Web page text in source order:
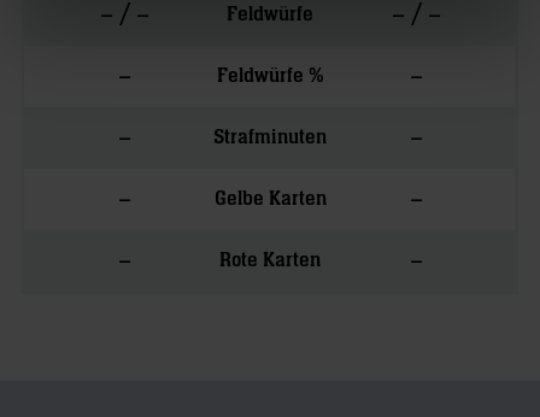
– / – Feldwürfe – / –
– Feldwürfe % –
– Strafminuten –
– Gelbe Karten –
– Rote Karten –